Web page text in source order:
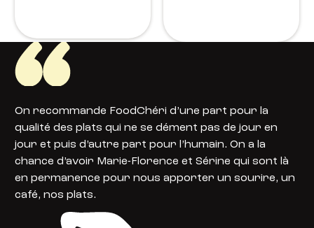
On recommande FoodChéri d’une part pour la
qualité des plats qui ne se dément pas de jour en
jour et puis d’autre part pour l’humain. On a la
chance d’avoir Marie-Florence et Sérine qui sont là
en permanence pour nous apporter un sourire, un
café, nos plats.